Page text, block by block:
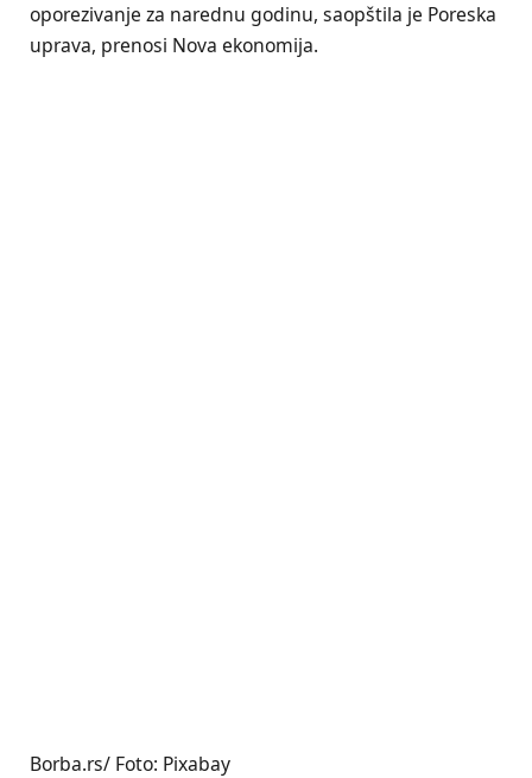
oporezivanje za narednu godinu, saopštila je Poreska
uprava, prenosi Nova ekonomija.
Borba.rs/ Foto: Pixabay